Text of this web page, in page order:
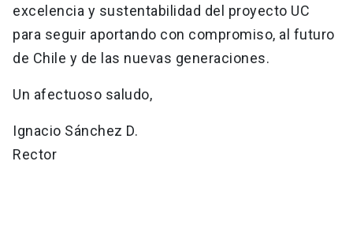
excelencia y sustentabilidad del proyecto UC
para seguir aportando con compromiso, al futuro
de Chile y de las nuevas generaciones.
Un afectuoso saludo,
Ignacio Sánchez D.
Rector